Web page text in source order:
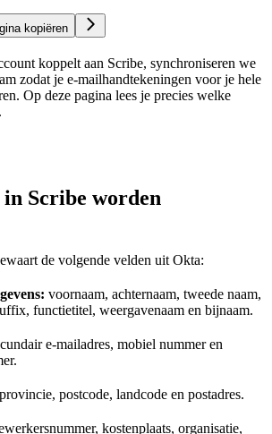
kopiëren
koppelt aan Scribe, synchroniseren we
zodat je e-mailhandtekeningen voor je hele
Op deze pagina lees je precies welke
in Scribe worden
de volgende velden uit Okta:
voornaam, achternaam, tweede naam,
functietitel, weergavenaam en bijnaam.
e-mailadres, mobiel nummer en
postcode, landcode en postadres.
kostenplaats, organisatie,